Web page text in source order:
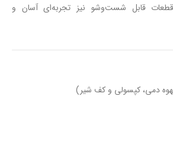
قابل شست‌وشو نیز تجربه‌ای آسان و